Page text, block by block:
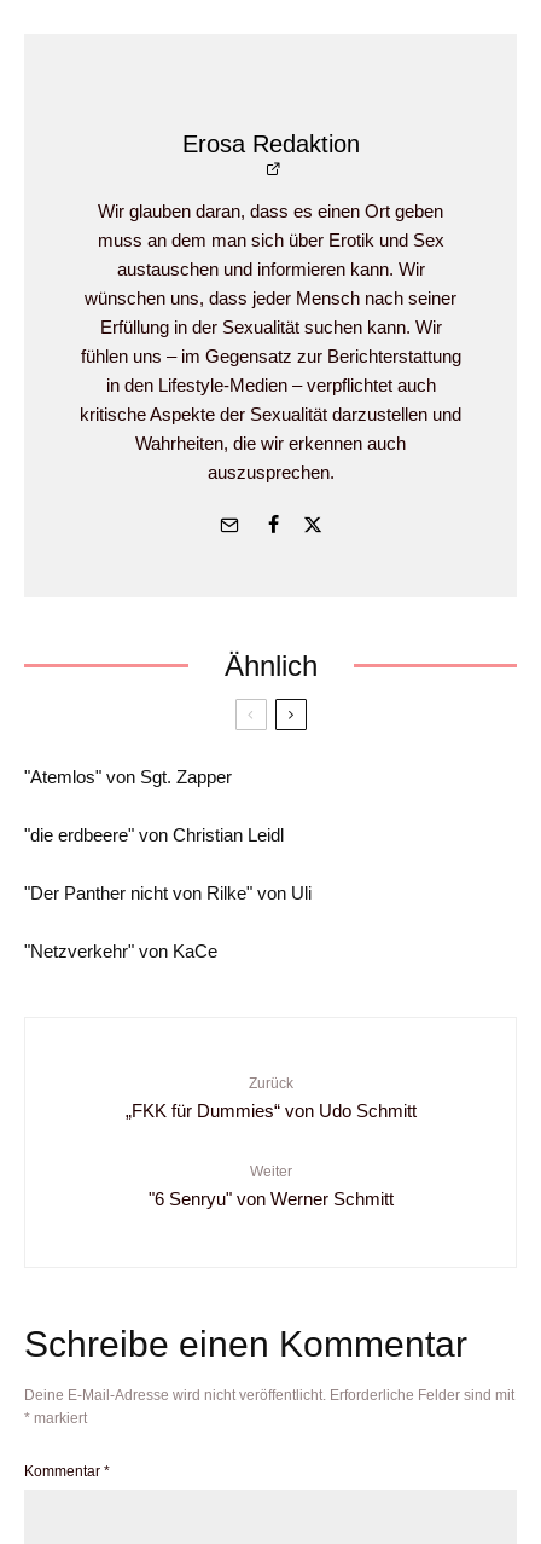
Erosa Redaktion
Wir glauben daran, dass es einen Ort geben
muss an dem man sich über Erotik und Sex
austauschen und informieren kann. Wir
wünschen uns, dass jeder Mensch nach seiner
Erfüllung in der Sexualität suchen kann. Wir
fühlen uns – im Gegensatz zur Berichterstattung
in den Lifestyle-Medien – verpflichtet auch
kritische Aspekte der Sexualität darzustellen und
Wahrheiten, die wir erkennen auch
auszusprechen.
Ähnlich
"Atemlos" von Sgt. Zapper
"die erdbeere" von Christian Leidl
"Der Panther nicht von Rilke" von Uli
"Netzverkehr" von KaCe
Zurück
„FKK für Dummies“ von Udo Schmitt
Weiter
"6 Senryu" von Werner Schmitt
Schreibe einen Kommentar
Deine E-Mail-Adresse wird nicht veröffentlicht. Erforderliche Felder sind mit
* markiert
Kommentar *